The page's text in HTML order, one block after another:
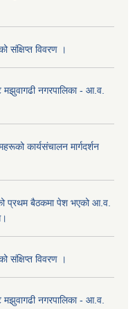
विवरण ।
मझुवागढी नगरपालिका - आ.व.
कार्यसंचालन मार्गदर्शन
प्रथम बैठकमा पेश भएको आ.व.
विवरण ।
मझुवागढी नगरपालिका - आ.व.